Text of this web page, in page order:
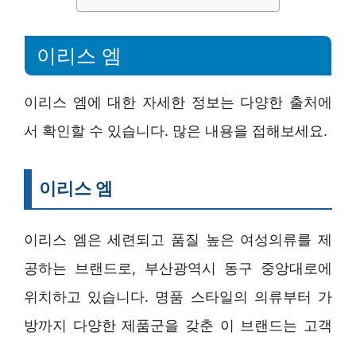
이리스 엠
이리스 엠에 대한 자세한 정보는 다양한 출처에
서 확인할 수 있습니다. 많은 내용을 접해보세요.
이리스 엠
이리스 엠은 세련되고 품질 높은 여성의류를 제
공하는 브랜드로, 부산광역시 동구 중앙대로에
위치하고 있습니다. 명품 스타일의 의류부터 가
방까지 다양한 제품군을 갖춘 이 브랜드는 고객